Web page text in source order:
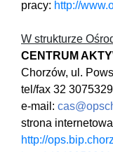
pracy: http://
W strukturze
CENTRUM
Chorzów, ul.
tel/fax 32 3075329
e-mail:
strona
http://